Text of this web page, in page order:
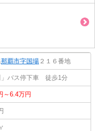
那覇市字国場 ２１６番地
」バス停下車 徒歩1分
～6.4万円